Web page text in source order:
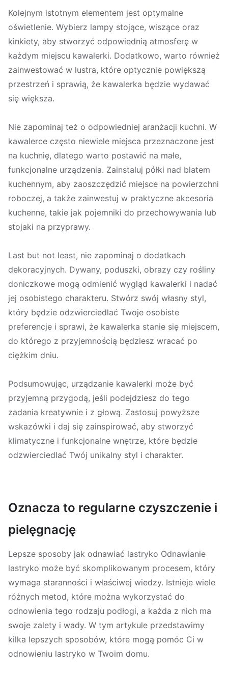
Kolejnym istotnym elementem jest optymalne
oświetlenie. Wybierz lampy stojące, wiszące oraz
kinkiety, aby stworzyć odpowiednią atmosferę w
każdym miejscu kawalerki. Dodatkowo, warto również
zainwestować w lustra, które optycznie powiększą
przestrzeń i sprawią, że kawalerka będzie wydawać
się większa.
Nie zapominaj też o odpowiedniej aranżacji kuchni. W
kawalerce często niewiele miejsca przeznaczone jest
na kuchnię, dlatego warto postawić na małe,
funkcjonalne urządzenia. Zainstaluj półki nad blatem
kuchennym, aby zaoszczędzić miejsce na powierzchni
roboczej, a także zainwestuj w praktyczne akcesoria
kuchenne, takie jak pojemniki do przechowywania lub
stojaki na przyprawy.
Last but not least, nie zapominaj o dodatkach
dekoracyjnych. Dywany, poduszki, obrazy czy rośliny
doniczkowe mogą odmienić wygląd kawalerki i nadać
jej osobistego charakteru. Stwórz swój własny styl,
który będzie odzwierciedlać Twoje osobiste
preferencje i sprawi, że kawalerka stanie się miejscem,
do którego z przyjemnością będziesz wracać po
ciężkim dniu.
Podsumowując, urządzanie kawalerki może być
przyjemną przygodą, jeśli podejdziesz do tego
zadania kreatywnie i z głową. Zastosuj powyższe
wskazówki i daj się zainspirować, aby stworzyć
klimatyczne i funkcjonalne wnętrze, które będzie
odzwierciedlać Twój unikalny styl i charakter.
Oznacza to regularne czyszczenie i
pielęgnację
Lepsze sposoby jak odnawiać lastryko Odnawianie
lastryko może być skomplikowanym procesem, który
wymaga staranności i właściwej wiedzy. Istnieje wiele
różnych metod, które można wykorzystać do
odnowienia tego rodzaju podłogi, a każda z nich ma
swoje zalety i wady. W tym artykule przedstawimy
kilka lepszych sposobów, które mogą pomóc Ci w
odnowieniu lastryko w Twoim domu.